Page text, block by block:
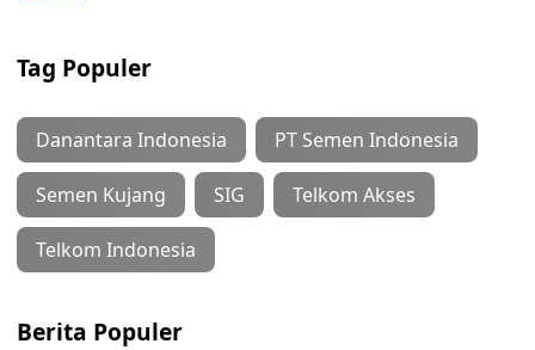
Tag Populer
Danantara Indonesia PT Semen Indonesia
Semen Kujang SIG Telkom Akses
Telkom Indonesia
Berita Populer